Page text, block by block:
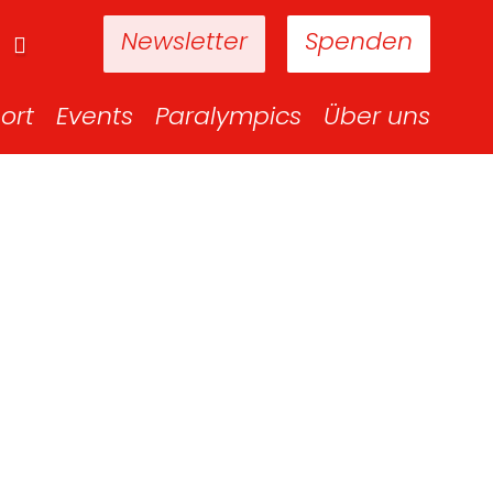
Spenden
Newsletter
Events Paralympics Über uns